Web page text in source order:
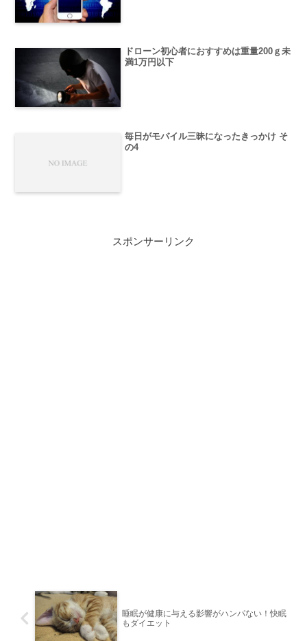
ドローン初心者におすすめは重量200ｇ未
満1万円以下
毎日がモバイル三昧になったきっかけ そ
の4
スポンサーリンク
睡眠が健康に与える影響がハンパない！快眠
もダイエット